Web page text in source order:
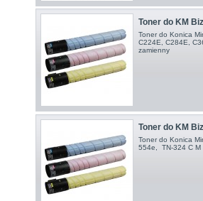
Toner do KM
Toner do Konica
C224E, C284E,
zamienny
Toner do KM
Toner do Konica
554e , TN-324 C